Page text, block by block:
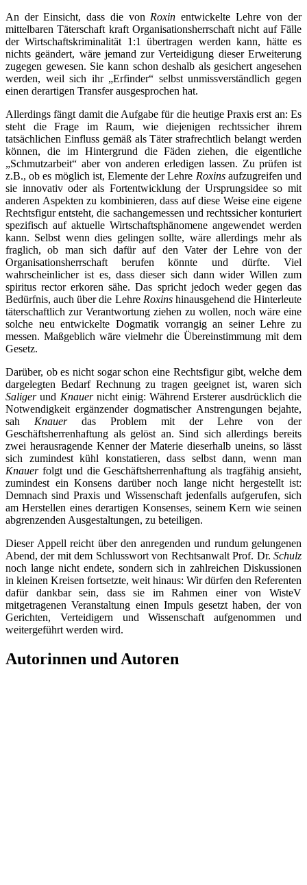
An der Einsicht, dass die von Roxin entwickelte Lehre von der
mittelbaren Täterschaft kraft Organisationsherrschaft nicht auf Fälle
der Wirtschaftskriminalität 1:1 übertragen werden kann, hätte es
nichts geändert, wäre jemand zur Verteidigung dieser Erweiterung
zugegen gewesen. Sie kann schon deshalb als gesichert angesehen
werden, weil sich ihr „Erfinder“ selbst unmissverständlich gegen
einen derartigen Transfer ausgesprochen hat.
Allerdings fängt damit die Aufgabe für die heutige Praxis erst an: Es
steht die Frage im Raum, wie diejenigen rechtssicher ihrem
tatsächlichen Einfluss gemäß als Täter strafrechtlich belangt werden
können, die im Hintergrund die Fäden ziehen, die eigentliche
„Schmutzarbeit“ aber von anderen erledigen lassen. Zu prüfen ist
z.B., ob es möglich ist, Elemente der Lehre Roxinsaufzugreifen und
sie innovativ oder als Fortentwicklung der Ursprungsidee so mit
anderen Aspekten zu kombinieren, dass auf diese Weise eine eigene
Rechtsfigur entsteht, die sachangemessen und rechtssicher konturiert
spezifisch auf aktuelle Wirtschaftsphänomene angewendet werden
kann. Selbst wenn dies gelingen sollte, wäre allerdings mehr als
fraglich, ob man sich dafür auf den Vater der Lehre von der
Organisationsherrschaft berufen könnte und dürfte. Viel
wahrscheinlicher ist es, dass dieser sich dann wider Willen zum
spiritus rector erkoren sähe. Das spricht jedoch weder gegen das
Bedürfnis, auch über die Lehre Roxinshinausgehend die Hinterleute
täterschaftlich zur Verantwortung ziehen zu wollen, noch wäre eine
solche neu entwickelte Dogmatik vorrangig an seiner Lehre zu
messen. Maßgeblich wäre vielmehr die Übereinstimmung mit dem
Gesetz.
Darüber, ob es nicht sogar schon eine Rechtsfigur gibt, welche dem
dargelegten Bedarf Rechnung zu tragen geeignet ist, waren sich
Saligerund Knauernicht einig: Während Ersterer ausdrücklich die
Notwendigkeit ergänzender dogmatischer Anstrengungen bejahte,
sah Knauerdas Problem mit der Lehre von der
Geschäftsherrenhaftung als gelöst an. Sind sich allerdings bereits
zwei herausragende Kenner der Materie dieserhalb uneins, so lässt
sich zumindest kühl konstatieren, dass selbst dann, wenn man
Knauerfolgt und die Geschäftsherrenhaftung als tragfähig ansieht,
zumindest ein Konsens darüber noch lange nicht hergestellt ist:
Demnach sind Praxis und Wissenschaft jedenfalls aufgerufen, sich
am Herstellen eines derartigen Konsenses, seinem Kern wie seinen
abgrenzenden Ausgestaltungen, zu beteiligen.
Dieser Appell reicht über den anregenden und rundum gelungenen
Abend, der mit dem Schlusswort von Rechtsanwalt Prof. Dr. Schulz
noch lange nicht endete, sondern sich in zahlreichen Diskussionen
in kleinen Kreisen fortsetzte, weit hinaus: Wir dürfen den Referenten
dafür dankbar sein, dass sie im Rahmen einer von WisteV
mitgetragenen Veranstaltung einen Impuls gesetzt haben, der von
Gerichten, Verteidigern und Wissenschaft aufgenommen und
weitergeführt werden wird.
Autorinnen und Autoren